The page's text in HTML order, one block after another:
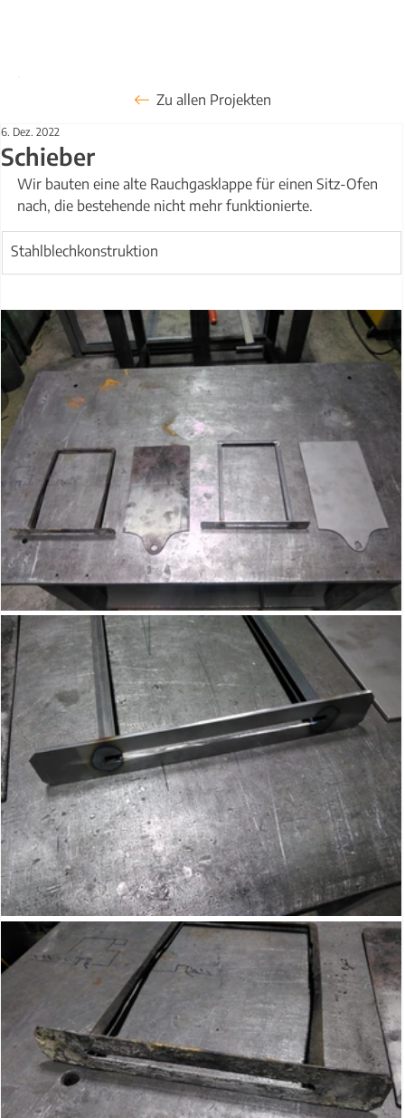
Schieber
6. Dez. 2022
Wir bauten eine alte Rauchgasklappe für einen Sitz-Ofen
nach, die bestehende nicht mehr funktionierte.
Stahlblechkonstruktion
Zu allen Projekten